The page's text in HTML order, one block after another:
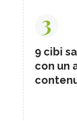
3
9 cibi
con un